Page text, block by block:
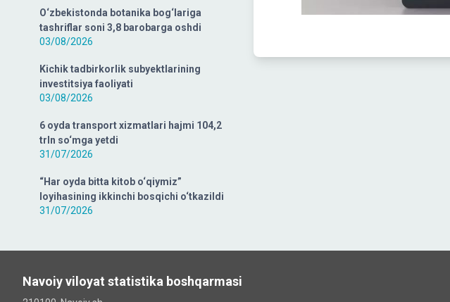
O‘zbekistonda botanika bog‘lariga
tashriflar soni 3,8 barobarga oshdi
03/08/2026
Kichik tadbirkorlik subyektlarining
investitsiya faoliyati
03/08/2026
6 oyda transport xizmatlari hajmi 104,2
trln so‘mga yetdi
31/07/2026
“Har oyda bitta kitob o‘qiymiz”
loyihasining ikkinchi bosqichi o‘tkazildi
31/07/2026
Navoiy viloyat statistika boshqarmasi